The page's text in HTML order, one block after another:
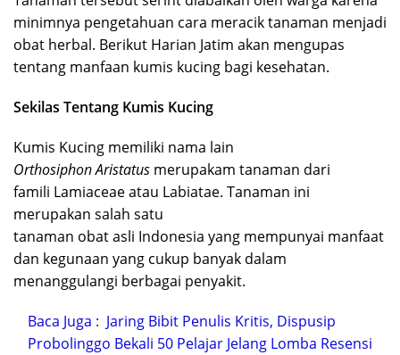
minimnya pengetahuan cara meracik tanaman menjadi
obat herbal. Berikut Harian Jatim akan mengupas
tentang manfaan kumis kucing bagi kesehatan.
Sekilas Tentang Kumis Kucing
Kumis Kucing memiliki nama lain
Orthosiphon Aristatus merupakam tanaman dari
famili Lamiaceae atau Labiatae. Tanaman ini
merupakan salah satu
tanaman obat asli Indonesia yang mempunyai manfaat
dan kegunaan yang cukup banyak dalam
menanggulangi berbagai penyakit.
Baca Juga : Jaring Bibit Penulis Kritis, Dispusip
Probolinggo Bekali 50 Pelajar Jelang Lomba Resensi